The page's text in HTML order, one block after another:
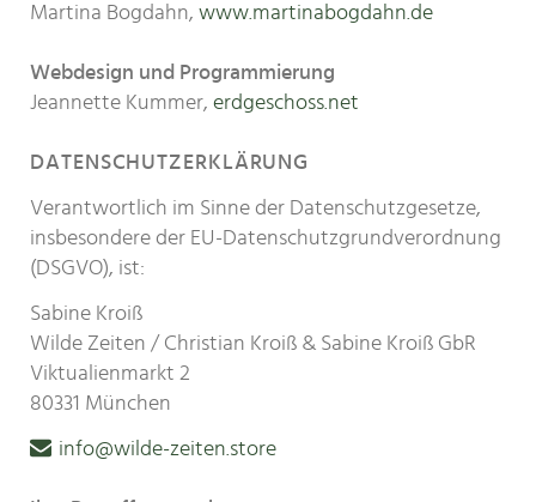
Martina Bogdahn,www.martinabogdahn.de
Webdesign und Programmierung
Jeannette Kummer,erdgeschoss.net
DATENSCHUTZERKLÄRUNG
Verantwortlich im Sinne der Datenschutzgesetze,
insbesondere der EU-Datenschutz­grund­verordnung
(DSGVO), ist:
Sabine Kroiß
Wilde Zeiten / Christian Kroiß & Sabine Kroiß GbR
Viktualienmarkt 2
80331 München
info@wilde-zeiten.store